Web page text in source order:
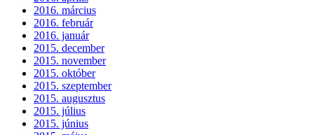
2016. március
2016. február
2016. január
2015. december
2015. november
2015. október
2015. szeptember
2015. augusztus
2015. július
2015. június